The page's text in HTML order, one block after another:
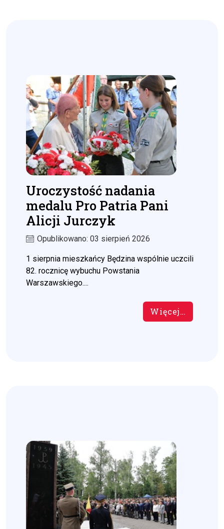
Uroczystość nadania
medalu Pro Patria Pani
Alicji Jurczyk
Opublikowano: 03 sierpień 2026
1 sierpnia mieszkańcy Będzina wspólnie uczcili
82. rocznicę wybuchu Powstania
Warszawskiego....
Więcej…